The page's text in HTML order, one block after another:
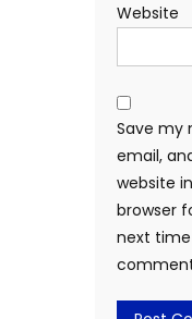
Website
Save my
email,
website
browser
next time